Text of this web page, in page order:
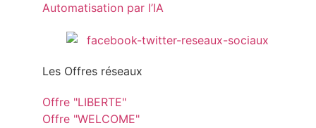
Automatisation par l’IA
Les Offres réseaux
Offre "LIBERTE"
Offre "WELCOME"